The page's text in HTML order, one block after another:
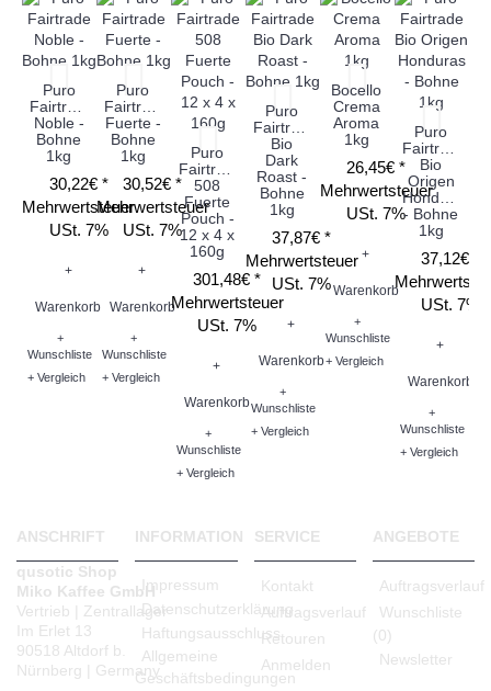
Puro
Fairtrade
Noble -
Bohne
1kg
30,22€ *
Mehrwertsteuer
USt. 7%
+
Warenkorb
+
Wunschliste
+ Vergleich
Puro
Fairtrade
Fuerte -
Bohne
1kg
30,52€ *
Mehrwertsteuer
USt. 7%
+
Warenkorb
+
Wunschliste
+ Vergleich
Puro
Fairtrade
508
Fuerte
Pouch -
12 x 4 x
160g
301,48€ *
Mehrwertsteuer
USt. 7%
+
Warenkorb
+
Wunschliste
+ Vergleich
Puro
Fairtrade
Bio
Dark
Roast -
Bohne
1kg
37,87€ *
Mehrwertsteuer
USt. 7%
+
Warenkorb
+
Wunschliste
+ Vergleich
Bocello
Crema
Aroma
1kg
26,45€ *
Mehrwertsteuer
USt. 7%
+
Warenkorb
+
Wunschliste
+ Vergleich
Puro
Fairtrade
Bio
Origen
Honduras
- Bohne
1kg
37,12€ *
USt. 7%
+
Warenkorb
+
Wunschliste
+ Vergleich
ANSCHRIFT
qusotic Shop
Miko Kaffee GmbH
Vertrieb | Zentrallager
Im Erlet 13
90518 Altdorf b.
Nürnberg | Germany
INFORMATION
Impressum
Datenschutzerklärung
Haftungsausschluss
Allgemeine
Geschäftsbedingungen
SERVICE
Kontakt
Auftragsverlauf
Retouren
Anmelden
ANGEBOTE
Auftragsverlauf
Wunschliste
(0)
Newsletter